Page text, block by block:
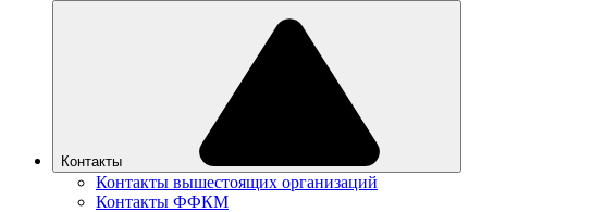
Контакты
Контакты вышестоящих организаций
Контакты ФФКМ